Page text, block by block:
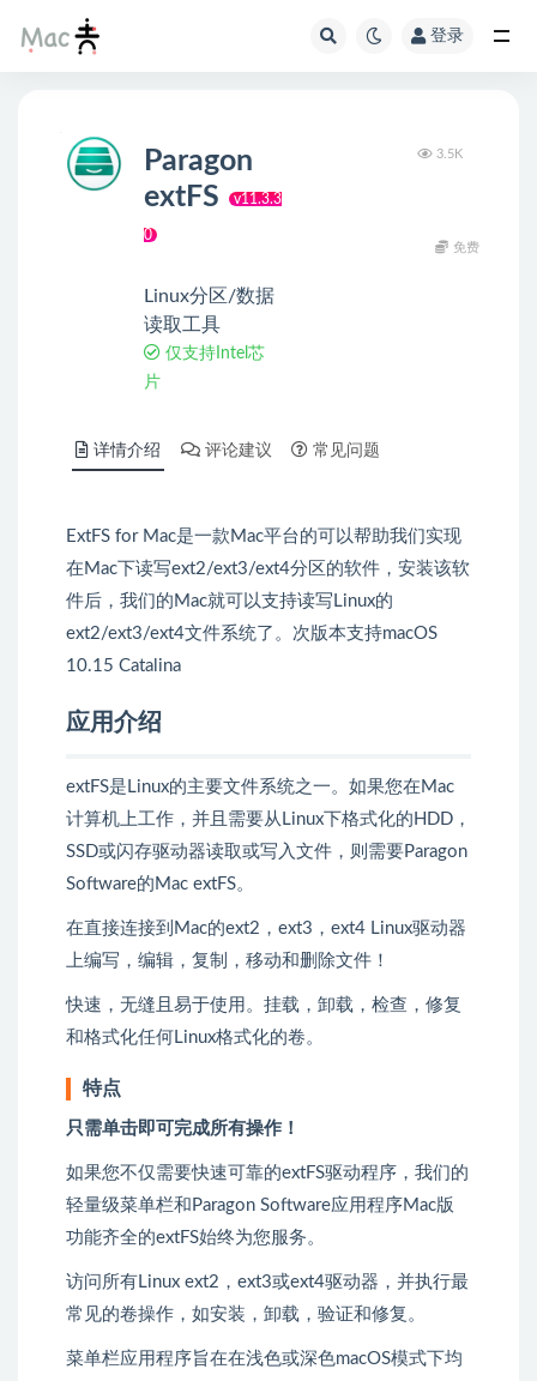
登录
Paragon
extFS
v11.3.3
0
Linux分区/数据
读取工具
仅支持Intel芯
片
3.5K
免费
详情介绍 评论建议 常见问题
ExtFS for Mac是一款Mac平台的可以帮助我们实现
在Mac下读写ext2/ext3/ext4分区的软件，安装该软
件后，我们的Mac就可以支持读写Linux的
ext2/ext3/ext4文件系统了。次版本支持macOS
10.15 Catalina
应用介绍
extFS是Linux的主要文件系统之一。如果您在Mac
计算机上工作，并且需要从Linux下格式化的HDD，
SSD或闪存驱动器读取或写入文件，则需要Paragon
Software的Mac extFS。
在直接连接到Mac的ext2，ext3，ext4 Linux驱动器
上编写，编辑，复制，移动和删除文件！
快速，无缝且易于使用。挂载，卸载，检查，修复
和格式化任何Linux格式化的卷。
特点
只需单击即可完成所有操作！
如果您不仅需要快速可靠的extFS驱动程序，我们的
轻量级菜单栏和Paragon Software应用程序Mac版
功能齐全的extFS始终为您服务。
访问所有Linux ext2，ext3或ext4驱动器，并执行最
常见的卷操作，如安装，卸载，验证和修复。
菜单栏应用程序旨在在浅色或深色macOS模式下均